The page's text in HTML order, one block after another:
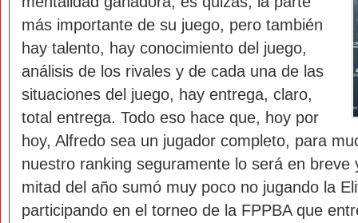
más importante de su juego, pero también
hay talento, hay conocimiento del juego,
análisis de los rivales y de cada una de las
situaciones del juego, hay entrega, claro,
total entrega. Todo eso hace que, hoy por
hoy, Alfredo sea un jugador completo, para
nuestro ranking seguramente lo será en breve
mitad del año sumó muy poco no jugando la
participando en el torneo de la FPPBA que